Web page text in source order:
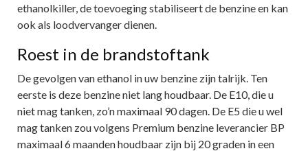
ethanolkiller, de toevoeging stabiliseert de benzine en kan
ook als loodvervanger dienen.
Roest in de brandstoftank
De gevolgen van ethanol in uw benzine zijn talrijk. Ten
eerste is deze benzine niet lang houdbaar. De E10, die u
niet mag tanken, zo’n maximaal 90 dagen. De E5 die u wel
mag tanken zou volgens Premium benzine leverancier BP
maximaal 6 maanden houdbaar zijn bij 20 graden in een